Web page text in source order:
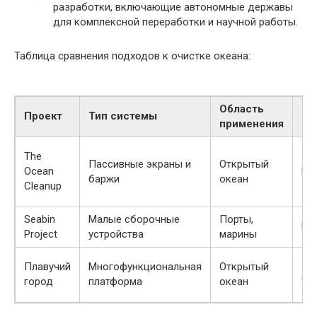
разработки, включающие автономные державы
для комплексной переработки и научной работы.
Таблица сравнения подходов к очистке океана:
Проект Тип системы
Область
применения
The
Ocean
Cleanup
Пассивные экраны и
баржи
Открытый
океан
Seabin
Project
Малые сборочные
устройства
Порты,
марины
Плавучий
город
Многофункциональная
платформа
Открытый
океан
Да